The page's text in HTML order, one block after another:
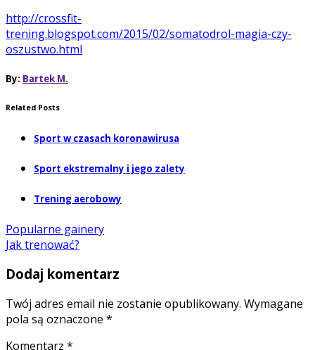
http://crossfit-
trening.blogspot.com/2015/02/somatodrol-magia-czy-
oszustwo.html
By: Bartek M.
Related Posts
Sport w czasach koronawirusa
Sport ekstremalny i jego zalety
Trening aerobowy
Popularne gainery
Jak trenować?
Dodaj komentarz
Twój adres email nie zostanie opublikowany. Wymagane
pola są oznaczone *
Komentarz *